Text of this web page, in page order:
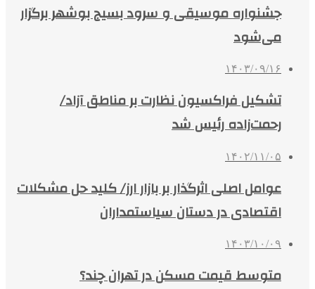
جشنواره موسیقی و سرود بسیج بوشهر برگزار
می‌شود
۱۴۰۳/۰۹/۱۶
تشکیل فراکسیون نظارت بر مناطق آزاد/
رحمت‌زاده رئیس شد
۱۴۰۲/۱۱/۰۵
عوامل اصلی اثرگذار بر بازار ارز/ کلید حل مشکلات
اقتصادی در دستان سیاستمداران
۱۴۰۳/۱۰/۰۹
متوسط قیمت مسکن در تهران چند؟